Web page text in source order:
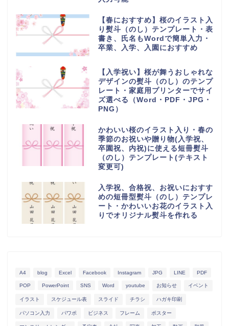
【春におすすめ】桜のイラスト入
り熨斗（のし）テンプレート・表
書き、氏名もWordで簡単入力・
卒業、入学、入園におすすめ
【入学祝い】桜が舞うおしゃれな
デザインの熨斗（のし）のテンプ
レート・家庭用プリンターでサイ
ズ選べる（Word・PDF・JPG・
PNG）
かわいい桜のイラスト入り・春の
季節のお祝いや贈り物(入学祝、
卒園祝、内祝)に使える短冊熨斗
（のし）テンプレート(テキスト
変更可)
入学祝、合格祝、お祝いにおすす
めの短冊型熨斗（のし）テンプレ
ート・かわいいお花のイラスト入
りでオリジナル熨斗を作れる
A4 blog Excel Facebook Instagram JPG LINE PDF
POP PowerPoint SNS Word youtube お知らせ イベント
イラスト スケジュール表 スライド チラシ ハガキ印刷
パソコン入力 パワポ ビジネス フレーム ポスター